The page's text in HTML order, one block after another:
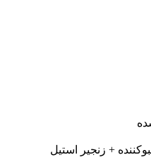
+ زنجیر استیل